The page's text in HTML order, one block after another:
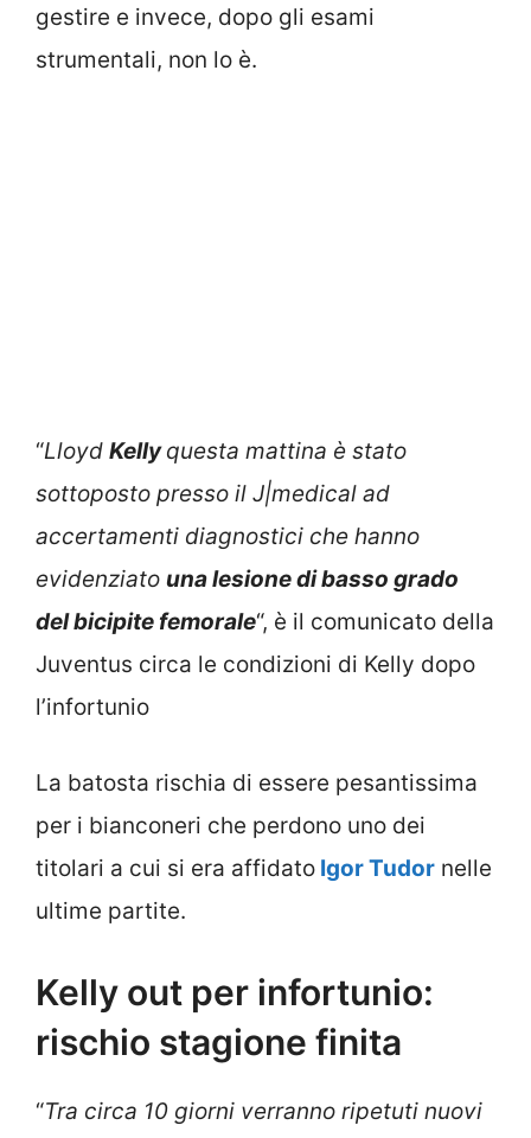
gestire e invece, dopo gli esami
strumentali, non lo è.
“Lloyd Kellyquesta mattina è stato
sottoposto presso il J|medical ad
accertamenti diagnostici che hanno
evidenziato una lesione di basso grado
del bicipite femorale“, è il comunicato della
Juventus circa le condizioni di Kelly dopo
l’infortunio
La batosta rischia di essere pesantissima
per i bianconeri che perdono uno dei
titolari a cui si era affidato Igor Tudor nelle
ultime partite.
Kelly out per infortunio:
rischio stagione finita
“Tra circa 10 giorni verranno ripetuti nuovi